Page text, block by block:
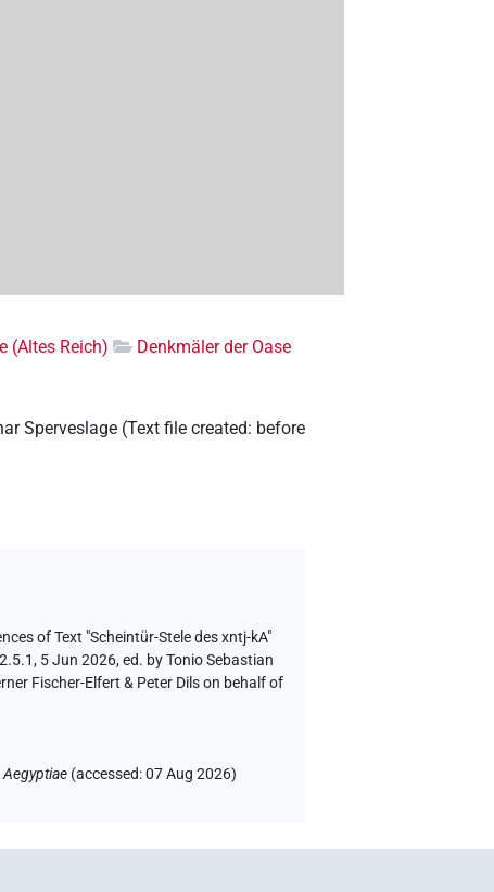
(Altes Reich)
Denkmäler der Oase
Sperveslage (Text file created: before
of Text "Scheintür-Stele des xntj-kA"
5 Jun 2026, ed. by Tonio Sebastian
Fischer-Elfert & Peter Dils on behalf of
Aegyptiae (accessed:07 Aug 2026)